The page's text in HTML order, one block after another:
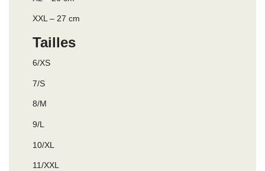
XXL – 27 cm
Tailles
6/XS
7/S
8/M
9/L
10/XL
11/XXL